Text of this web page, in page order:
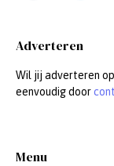
Adverteren
Wil jij adverteren
eenvoudig door
Menu